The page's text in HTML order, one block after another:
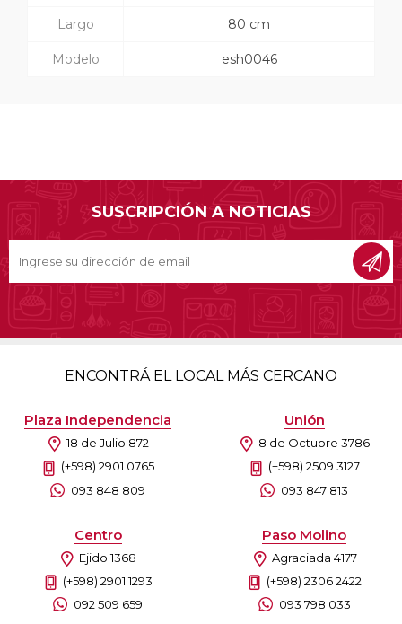
Largo 80 cm
Modelo esh0046
SUSCRIPCIÓN A NOTICIAS
ENCONTRÁ EL LOCAL MÁS CERCANO
Plaza Independencia
18 de Julio 872
(+598) 2901 0765
093 848 809
Unión
8 de Octubre 3786
(+598) 2509 3127
093 847 813
Centro
Ejido 1368
(+598) 2901 1293
092 509 659
Paso Molino
Agraciada 4177
(+598) 2306 2422
093 798 033